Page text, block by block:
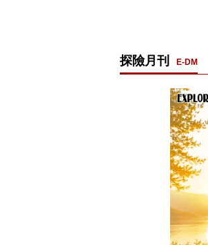
探險月刊 E-DM